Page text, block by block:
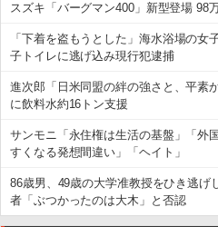
スズキ「バーグマン400」新型登場 98
「下着を盗もうとした」海水浴場の
子トイレに逃げ込み現行犯逮捕
進次郎「日米同盟の絆の強さと、平素
に飲料水約16トン支援
サンモニ「永住権は生活の基盤」「外
すくなる発想間違い」「ヘイト」
86歳男、49歳の大学准教授をひき逃
者「ぶつかったのは大木」と否認